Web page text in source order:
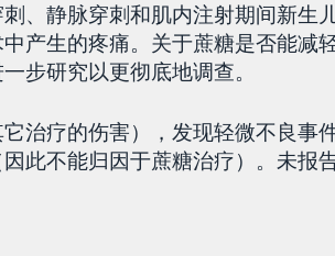
、静脉穿刺和肌内注射期间新生
产生的疼痛。关于蔗糖是否能减
步研究以更彻底地调查。
治疗的伤害），发现轻微不良事
此不能归因于蔗糖治疗）。未报